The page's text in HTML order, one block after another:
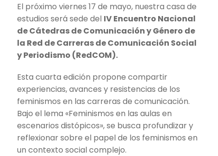
El próximo viernes 17 de mayo, nuestra casa de
estudios será sede del IV Encuentro Nacional
de Cátedras de Comunicación y Género de
la Red de Carreras de Comunicación Social
y Periodismo (RedCOM).
Esta cuarta edición propone compartir
experiencias, avances y resistencias de los
feminismos en las carreras de comunicación.
Bajo el lema «Feminismos en las aulas en
escenarios distópicos», se busca profundizar y
reflexionar sobre el papel de los feminismos en
un contexto social complejo.